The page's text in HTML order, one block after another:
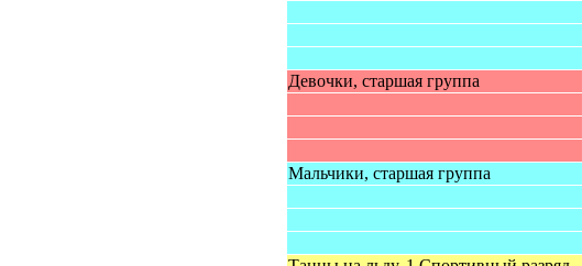
Девoчки, cтаршая группа
Mальчики, cтаршая группа